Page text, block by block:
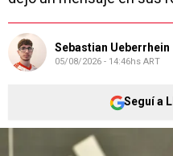
Sebastian Ueberrhein
05/08/2026 - 14:46hs ART
Seguí a